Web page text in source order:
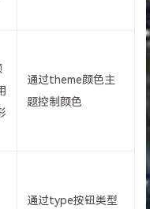
通过theme颜色主
题控制颜色
通过type按钮类型